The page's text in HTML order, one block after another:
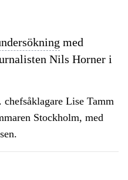
med
Nils Horner i
Lise Tamm
Stockholm, med